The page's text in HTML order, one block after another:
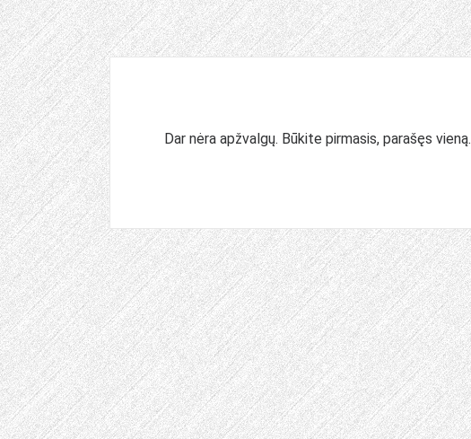
Dar nėra apžvalgų. Būkite pirmasis, parašęs vieną.